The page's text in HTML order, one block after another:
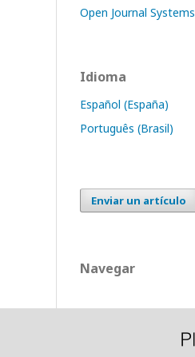
Open Journal Systems
Idioma
Español (España)
Português (Brasil)
Enviar un artículo
Navegar